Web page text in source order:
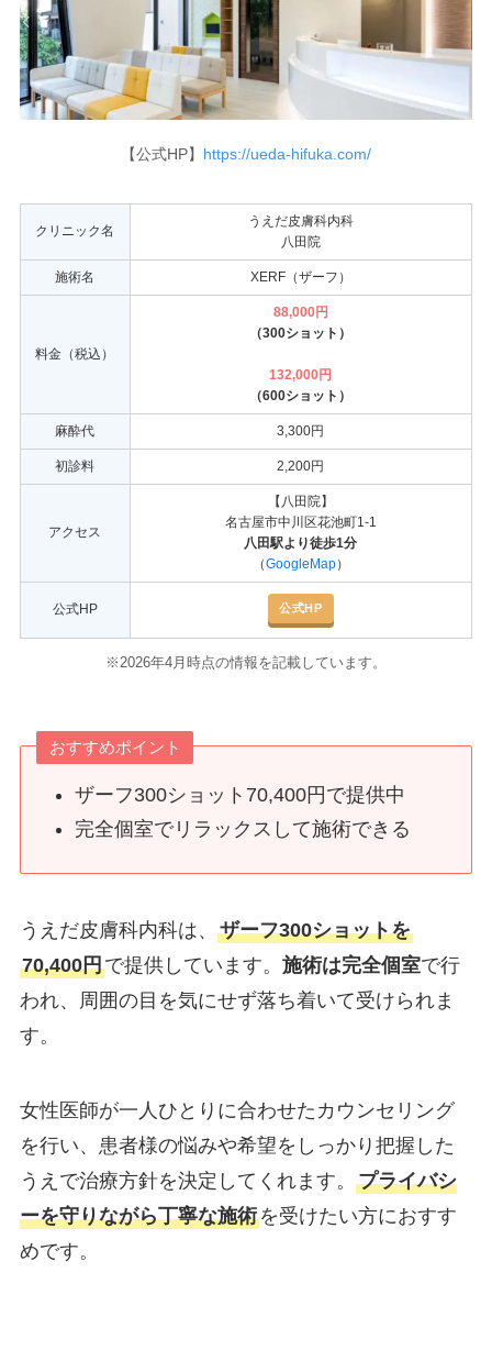
【公式HP】 https://ueda-hifuka.com/
クリニック名
うえだ皮膚科内科
八田院
施術名 XERF（ザーフ）
料金（税込）
88,000円
（300ショット）
132,000円
（600ショット）
麻酔代 3,300円
初診料 2,200円
アクセス
【八田院】
名古屋市中川区花池町1-1
八田駅より徒歩1分
（GoogleMap）
公式HP 公式HP
※2026年4月時点の情報を記載しています。
おすすめポイント
ザーフ300ショット70,400円で提供中
完全個室でリラックスして施術できる
うえだ皮膚科内科は、 ザーフ300ショットを
70,400円で提供しています。 施術は完全個室で行
われ、周囲の目を気にせず落ち着いて受けられま
す。
女性医師が一人ひとりに合わせたカウンセリング
を行い、患者様の悩みや希望をしっかり把握した
うえで治療方針を決定してくれます。 プライバシ
ーを守りながら丁寧な施術を受けたい方におすす
めです。